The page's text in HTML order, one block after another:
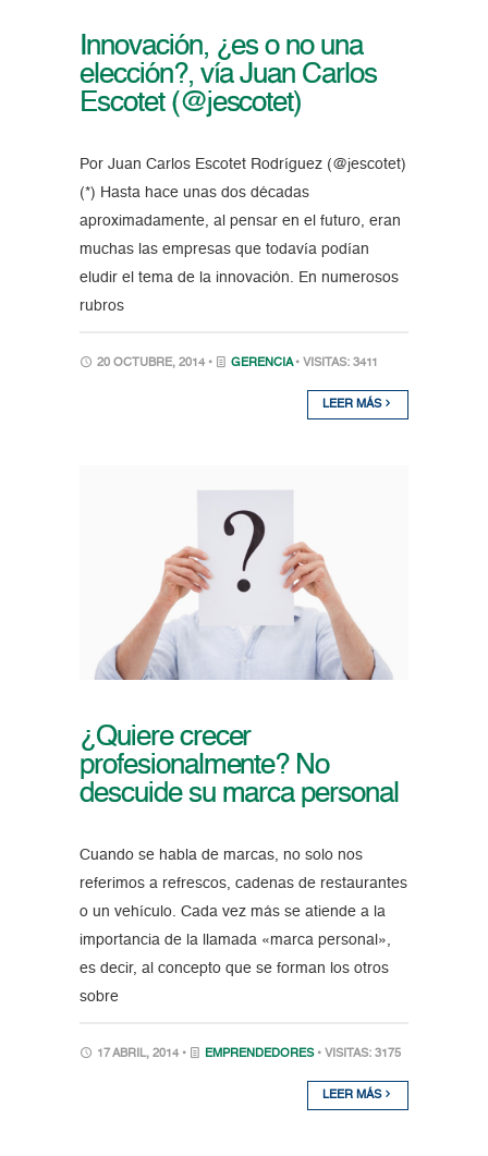
Innovación, ¿es o no una
elección?, vía Juan Carlos
Escotet (@jescotet)
Por Juan Carlos Escotet Rodríguez (@jescotet)
(*) Hasta hace unas dos décadas
aproximadamente, al pensar en el futuro, eran
muchas las empresas que todavía podían
eludir el tema de la innovación. En numerosos
rubros
20 OCTUBRE, 2014 • GERENCIA • VISITAS: 3411
LEER MÁS
¿Quiere crecer
profesionalmente? No
descuide su marca personal
Cuando se habla de marcas, no solo nos
referimos a refrescos, cadenas de restaurantes
o un vehículo. Cada vez más se atiende a la
importancia de la llamada «marca personal»,
es decir, al concepto que se forman los otros
sobre
17 ABRIL, 2014 • EMPRENDEDORES • VISITAS: 3175
LEER MÁS